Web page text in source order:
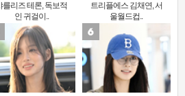
를리즈 테론, 독보적
인 귀걸이..
트리플에스 김채연, 서
울월드컵..